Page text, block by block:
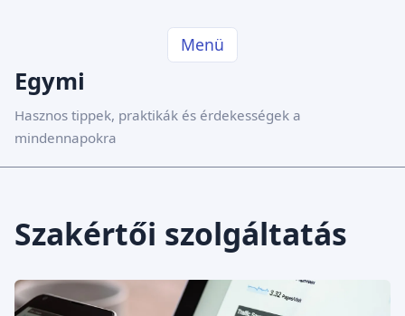
Menü
Egymi
Hasznos tippek, praktikák és érdekességek a
mindennapokra
Szakértői szolgáltatás